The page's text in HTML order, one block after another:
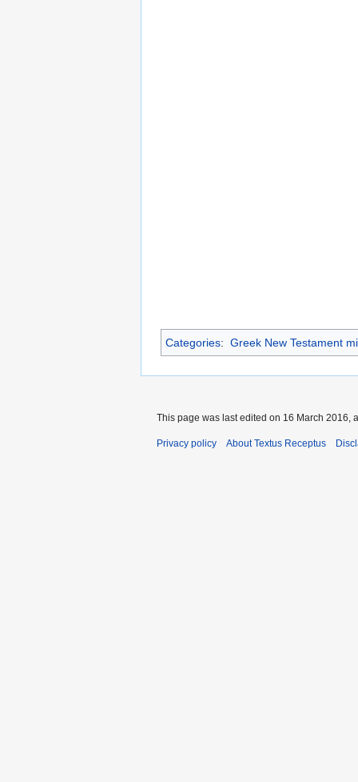
Categories: Greek New Testament
This page was last edited on 16 March 2016,
Privacy policy About Textus Receptus